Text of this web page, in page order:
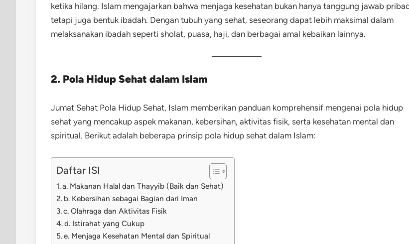
ketika hilang. Islam mengajarkan bahwa menjaga kesehatan bukan hanya tanggung jawab
tetapi juga bentuk ibadah. Dengan tubuh yang sehat, seseorang dapat lebih maksimal dalam
melaksanakan ibadah seperti sholat, puasa, haji, dan berbagai amal kebaikan lainnya.
2. Pola Hidup Sehat dalam Islam
Jumat Sehat Pola Hidup Sehat, Islam memberikan panduan komprehensif mengenai pola hidup
sehat yang mencakup aspek makanan, kebersihan, aktivitas fisik, serta kesehatan mental dan
spiritual. Berikut adalah beberapa prinsip pola hidup sehat dalam Islam:
Daftar ISI
a. Makanan Halal dan Thayyib (Baik dan Sehat)
b. Kebersihan sebagai Bagian dari Iman
c. Olahraga dan Aktivitas Fisik
d. Istirahat yang Cukup
e. Menjaga Kesehatan Mental dan Spiritual